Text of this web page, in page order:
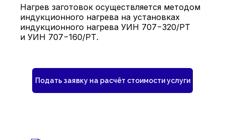
Нагрев заготовок осуществляется методом
индукционного нагрева на установках
индукционного нагрева УИН 707−320/РТ
и УИН 707−160/РТ.
Подать заявку на расчёт стоимости услуги